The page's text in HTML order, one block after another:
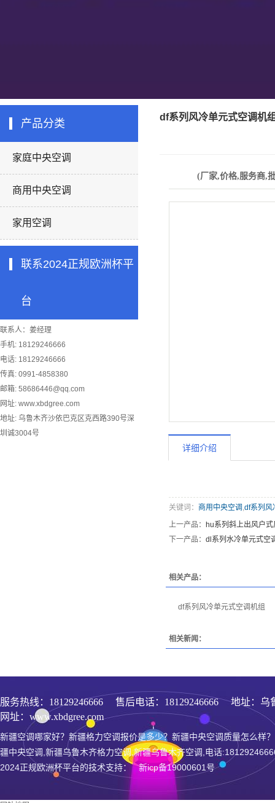
产品分类
家庭中央空调
商用中央空调
家用空调
联系2024正规欧洲杯平
台
联系人：姜经理
手机: 18129246666
电话: 18129246666
传真: 0991-4858380
邮箱: 58686446@qq.com
网址: www.xbdgree.com
地址: 乌鲁木齐沙依巴克区克西路390号深
圳诚3004号
df系列风冷单元式空调机
(厂家,价格,服务商,
详细介绍
关键词： 商用中央空调 ,df系列风
上一产品：
hu系列斜上出风户
下一产品： dl系列水冷单元式空
相关产品：
df系列风冷单元式空调机组
相关新闻：
服务热线： 18129246666 售后电话：18129246666 地址：乌
网址：www.xbdgree.com
新疆空调哪家好？新疆格力空调报价是多少？新疆中央空调质量怎么样
疆中央空调,新疆乌鲁木齐格力空调,新疆乌鲁木齐空调,电话
2024正规欧洲杯平台的技术支持： 新icp备19000601号